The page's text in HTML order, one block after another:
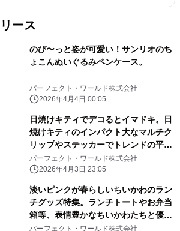
ース
のび〜っと姿が可愛い！サンリオのち
ょこんぬいぐるみペンケース。
パーフェクト・ワールド株式会社
2026年4月4日 00:05
日焼けキティでデコるとイマドキ。日
焼けキティのインパクト大なマルチク
リップやステッカーでトレンドの平成
レトロ感ばっちりです。
パーフェクト・ワールド株式会社
2026年4月3日 23:05
淡いピンクが春らしいちいかわのラン
チグッズ特集。ランチトートやお弁当
箱等、表情豊かなちいかわたちと優し
いピンク色に心和む
パーフェクト・ワールド株式会社